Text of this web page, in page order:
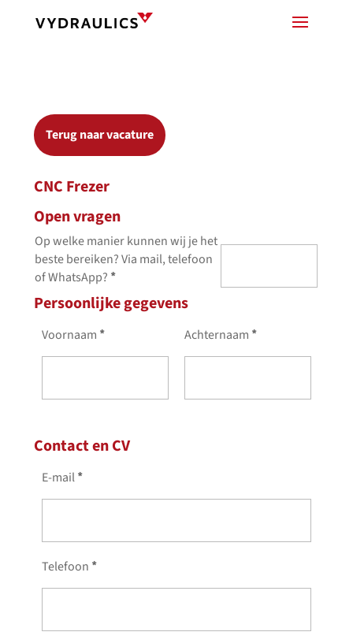
Terug naar vacature
CNC Frezer
Open vragen
Op welke manier kunnen wij je het
beste bereiken? Via mail, telefoon
of WhatsApp? *
Persoonlijke gegevens
Voornaam * Achternaam *
Contact en CV
E-mail*
Telefoon *